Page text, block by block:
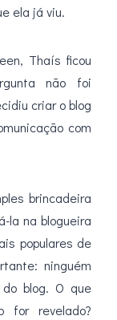
ela já viu.
Thaís ficou
não foi
criar o blog
com
brincadeira
la na blogueira
populares de
ninguém
blog. O que
for revelado?